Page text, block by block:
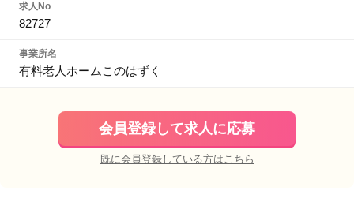
求人No
82727
事業所名
有料老人ホームこのはずく
会員登録して求人に応募
既に会員登録している方はこちら